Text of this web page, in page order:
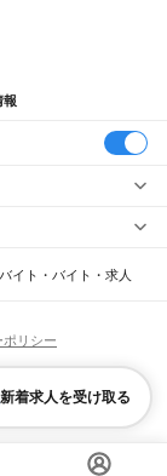
報
駅 美栄橋駅
駅経塚駅
魚加工
）・バーテンダー
ー）
ひげOKネイルOK
活躍中
用
イト・バイト・求人
新着求人を受け取る
リシー